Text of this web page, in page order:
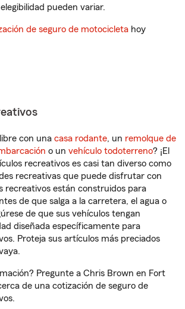
pueden variar.
de seguro de motocicleta hoy
con una casa rodante, un remolque de
o un vehículo todoterreno? ¡El
recreativos es casi tan diverso como
recreativas que puede disfrutar con
recreativos están construidos para
de que salga a la carretera, el agua o
de que sus vehículos tengan
diseñada específicamente para
Proteja sus artículos más preciados
Pregunte a Chris Brown en Fort
de una cotización de seguro de